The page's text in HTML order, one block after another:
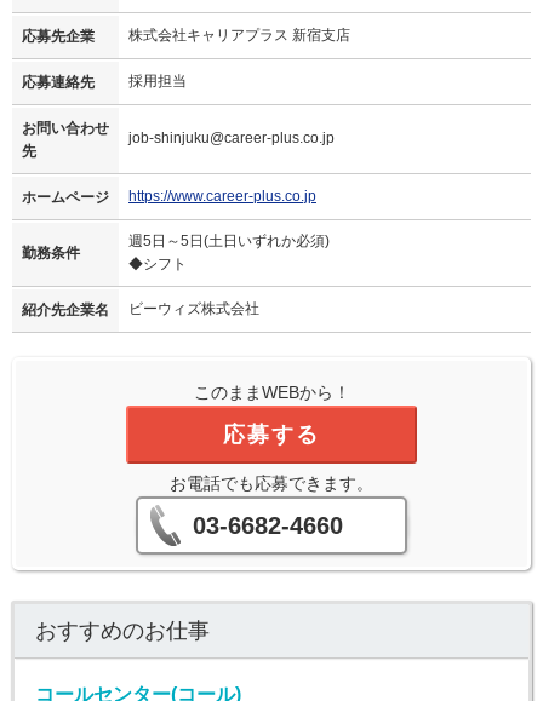
応募先企業 株式会社キャリアプラス 新宿支店
応募連絡先 採用担当
お問い合わせ
先
job-shinjuku@career-plus.co.jp
ホームページ https://www.career-plus.co.jp
勤務条件
週5日～5日(土日いずれか必須)
◆シフト
紹介先企業名 ビーウィズ株式会社
このままWEBから！
応募する
お電話でも応募できます。
03-6682-4660
おすすめのお仕事
コールセンター(コール)